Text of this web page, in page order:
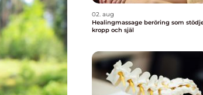
02. aug
Healingmassage beröring som stödjer
kropp och själ